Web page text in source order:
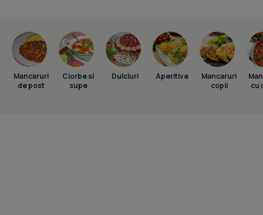
Mancaruri
de post
Ciorbe si
supe
Dulciuri Aperitive
Mancaruri
copii
cu